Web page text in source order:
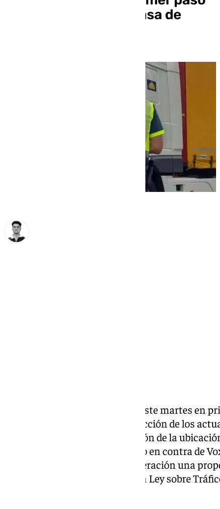
para la bajada de la tasa de
ha dado este martes en
máxima de alcohol en la conducción de los
sangre a 0,2, y prohibir la difusión de la
redes sociales. Con el único voto en contra de
Congreso ha tomado en consideración una
modifica el texto refundido de la Ley sobre